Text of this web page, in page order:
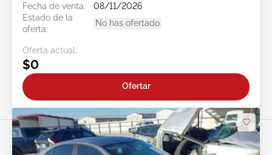
Fecha de venta:
08/11/2026
Estado de la
oferta:
No has ofertado
Oferta actual:
$0
Ofertar